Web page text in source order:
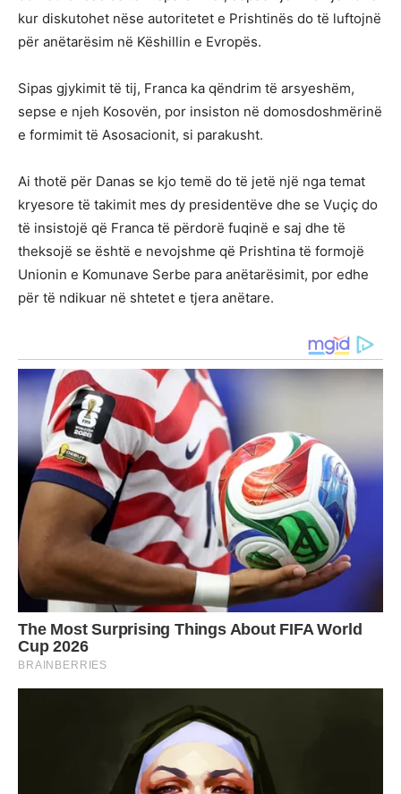
kur diskutohet nëse autoritetet e Prishtinës do të luftojnë
për anëtarësim në Këshillin e Evropës.
Sipas gjykimit të tij, Franca ka qëndrim të arsyeshëm,
sepse e njeh Kosovën, por insiston në domosdoshmërinë
e formimit të Asosacionit, si parakusht.
Ai thotë për Danas se kjo temë do të jetë një nga temat
kryesore të takimit mes dy presidentëve dhe se Vuçiç do
të insistojë që Franca të përdorë fuqinë e saj dhe të
theksojë se është e nevojshme që Prishtina të formojë
Unionin e Komunave Serbe para anëtarësimit, por edhe
për të ndikuar në shtetet e tjera anëtare.